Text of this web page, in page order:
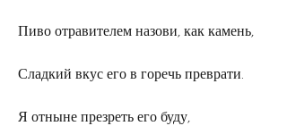
Пиво отравителем назови, как камень,
Сладкий вкус его в горечь преврати.
Я отныне презреть его буду,